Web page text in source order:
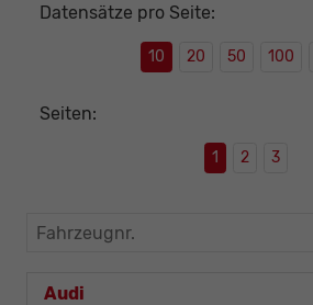
Datensätze pro Seite:
10 20 50 100
Seiten:
1 2 3
Fahrzeugnr.
Audi